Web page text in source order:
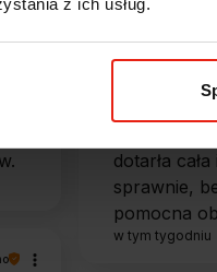
z ich usług.
dotarła
sprawnie,
pomocna
w tym tygodniu